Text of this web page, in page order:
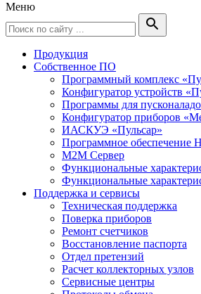
Меню
search
Продукция
Собственное ПО
Программный комплекс
Конфигуратор устройств
Программы для
Конфигуратор приборов
ИАСКУЭ «Пульсар»
Программное обеспечение
M2M Сервер
Функциональные
Функциональные
Поддержка и сервисы
Техническая поддержка
Поверка приборов
Ремонт счетчиков
Восстановление паспорта
Отдел претензий
Расчет коллекторных узлов
Сервисные центры